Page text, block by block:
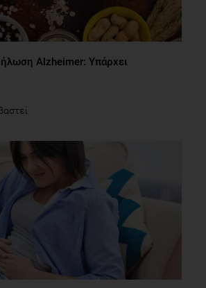
Alzheimer: Υπάρχει